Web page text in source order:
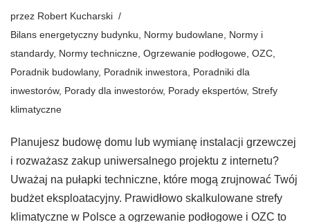
przez Robert Kucharski
Bilans energetyczny budynku
Normy budowlane Normy i
standardy, Normy techniczne Ogrzewanie podłogowe OZC
Poradnik budowlany, Poradnik inwestora
Poradniki dla
inwestorów, Porady dla inwestorów, Porady ekspertów, Strefy
klimatyczne
Planujesz budowę domu lub wymianę instalacji grzewczej
i rozważasz zakup uniwersalnego projektu z internetu?
Uważaj na pułapki techniczne, które mogą zrujnować Twój
budżet eksploatacyjny. Prawidłowo skalkulowane strefy
klimatyczne w Polsce a ogrzewanie podłogowe i OZC to